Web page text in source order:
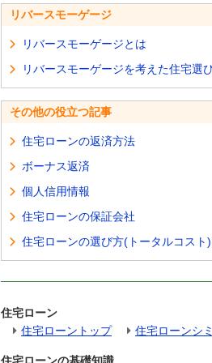
リバースモーゲージ
リバースモーゲージとは
リバースモーゲージを考えた住宅選
その他の役立つ記事
住宅ローンの返済方法
ボーナス返済
個人信用情報
住宅ローンの保証会社
住宅ローンの選び方(トータルコスト)
住宅ローン
住宅ローントップ
住宅ローンシ